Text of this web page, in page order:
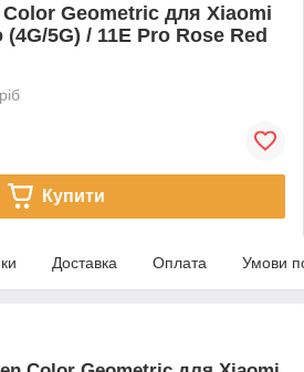
Geometric для Xiaomi
5G) / 11E Pro Rose Red
Купити
Доставка Оплата Умови